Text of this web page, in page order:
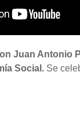
Juan Antonio
Social. Se